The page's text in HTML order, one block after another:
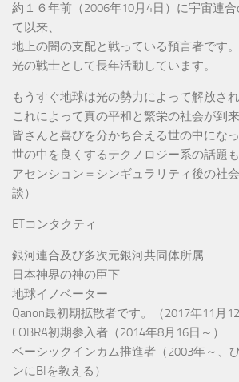
約１６年前（2006年10月4日）に宇宙連
て以来、
地上の闇の支配と戦っている預言者です。
光の戦士として長年活動しています。
もうすぐ地球は光の勢力によって解放され
これによって真の平和と繁栄の社会が到来
皆さんと喜びを分かち合える世の中にな
世の中を良くするテクノロジー系の話題も
アセンション＝シンギュラリティ後の社
談）
ETコンタクティ
銀河連合及び多次元銀河共同体所属
日本神界の神の臣下
地球イノベーター
Qanon最初期拡散者です。（2017年11月12
COBRA初期参入者（2014年8月16日～）
ベーシックインカム推進者（2003年～、
ンにBIを教える）